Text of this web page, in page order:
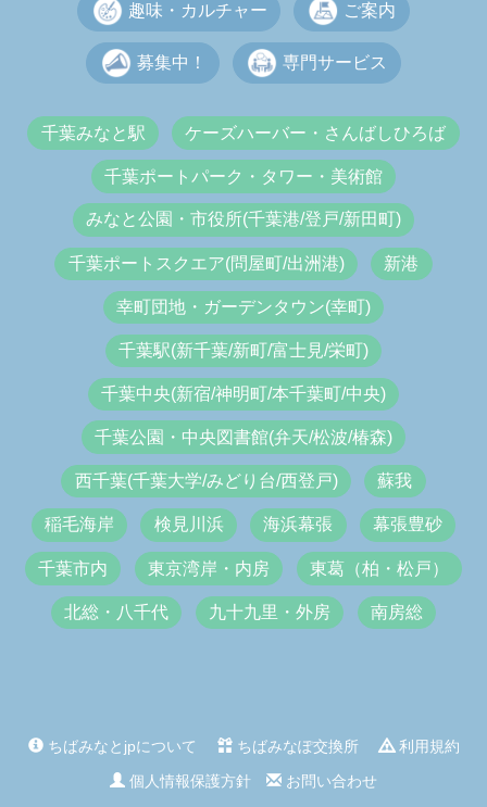
趣味・カルチャー ご案内
募集中！ 専門サービス
千葉みなと駅 ケーズハーバー・さんばしひろば
千葉ポートパーク・タワー・美術館
みなと公園・市役所(千葉港/登戸/新田町)
千葉ポートスクエア(問屋町/出洲港) 新港
幸町団地・ガーデンタウン(幸町)
千葉駅(新千葉/新町/富士見/栄町)
千葉中央(新宿/神明町/本千葉町/中央)
千葉公園・中央図書館(弁天/松波/椿森)
西千葉(千葉大学/みどり台/西登戸) 蘇我
稲毛海岸 検見川浜 海浜幕張 幕張豊砂
千葉市内 東京湾岸・内房 東葛（柏・松戸）
北総・八千代 九十九里・外房 南房総
ちばみなとjpについて ちばみなぽ交換所
利用規約
個人情報保護方針
お問い合わせ